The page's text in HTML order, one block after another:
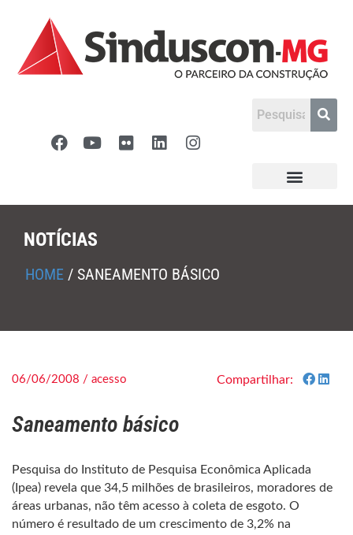
NOTÍCIAS
HOME / SANEAMENTO BÁSICO
06/06/2008 / acesso Compartilhar:
Saneamento básico
Pesquisa do Instituto de Pesquisa Econômica Aplicada
(Ipea) revela que 34,5 milhões de brasileiros, moradores de
áreas urbanas, não têm acesso à coleta de esgoto. O
número é resultado de um crescimento de 3,2% na